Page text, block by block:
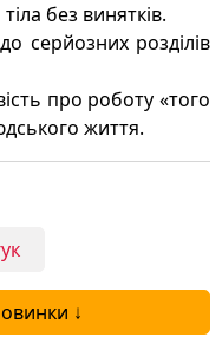
без винятків.
серйозних розділів
про роботу «того
життя.
↓